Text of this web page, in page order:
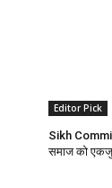
Editor Pick
Sikh
समाज को